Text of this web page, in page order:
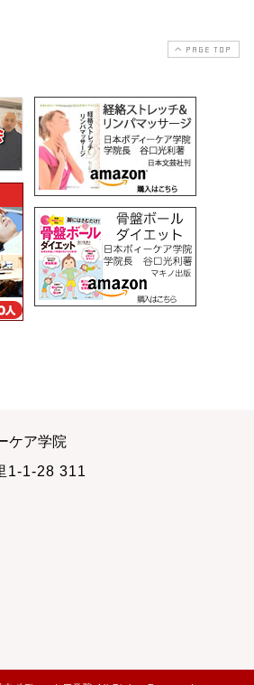
PAGE TOP
ケア学院
1-1-28 311